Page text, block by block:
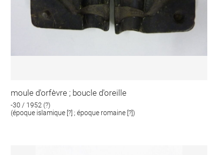
moule d'orfèvre ; boucle d'oreille
-30 / 1952 (?)
(époque islamique [?] ; époque romaine [?])